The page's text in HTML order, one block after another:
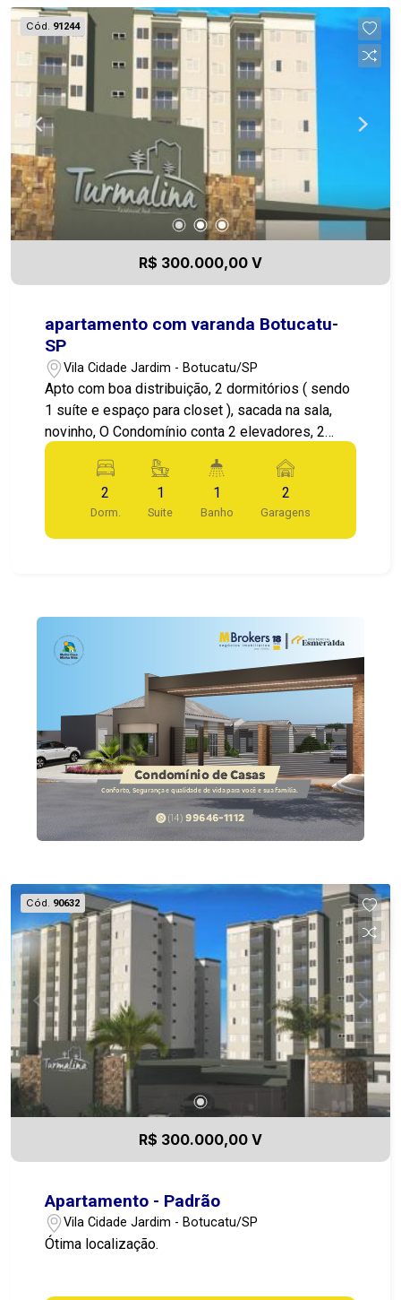
Cód. 91244
R$ 300.000,00 V
apartamento com varanda Botucatu-
SP
Vila Cidade Jardim - Botucatu/SP
Apto com boa distribuição, 2 dormitórios ( sendo
1 suíte e espaço para closet ), sacada na sala,
novinho, O Condomínio conta 2 elevadores, 2
vagas de garagem, quadra poliesportiva,
academia, mini piscina, epacedog, em localização
privilegiada, próximo ao centro, e com vista para
a cuesta!!
2
Dorm.
1
Suite
1
Banho
2
Garagens
Cód. 90632
R$ 300.000,00 V
Apartamento - Padrão
Vila Cidade Jardim - Botucatu/SP
Ótima localização.